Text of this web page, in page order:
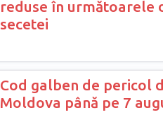
reduse în următoarele
secetei
Cod galben de pericol
Moldova până pe 7